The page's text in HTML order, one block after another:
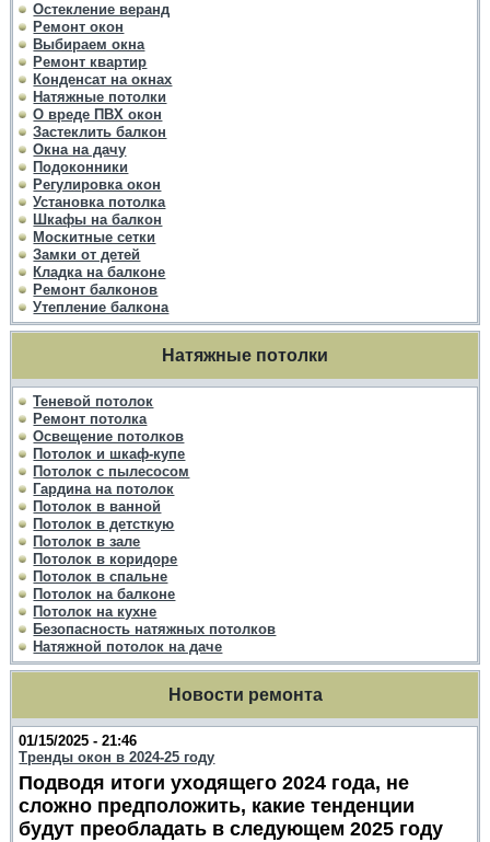
Остекление веранд
Ремонт окон
Выбираем окна
Ремонт квартир
Конденсат на окнах
Натяжные потолки
О вреде ПВХ окон
Застеклить балкон
Окна на дачу
Подоконники
Регулировка окон
Установка потолка
Шкафы на балкон
Москитные сетки
Замки от детей
Кладка на балконе
Ремонт балконов
Утепление балкона
Натяжные потолки
Теневой потолок
Ремонт потолка
Освещение потолков
Потолок и шкаф-купе
Потолок с пылесосом
Гардина на потолок
Потолок в ванной
Потолок в детсткую
Потолок в зале
Потолок в коридоре
Потолок в спальне
Потолок на балконе
Потолок на кухне
Безопасность натяжных потолков
Натяжной потолок на даче
Новости ремонта
01/15/2025 - 21:46
Тренды окон в 2024-25 году
Подводя итоги уходящего 2024 года, не
сложно предположить, какие тенденции
будут преобладать в следующем 2025 году